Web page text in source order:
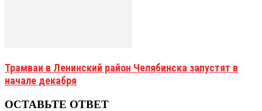
Трамваи в Ленинский район Челябинска запустят в
начале декабря
ОСТАВЬТЕ ОТВЕТ